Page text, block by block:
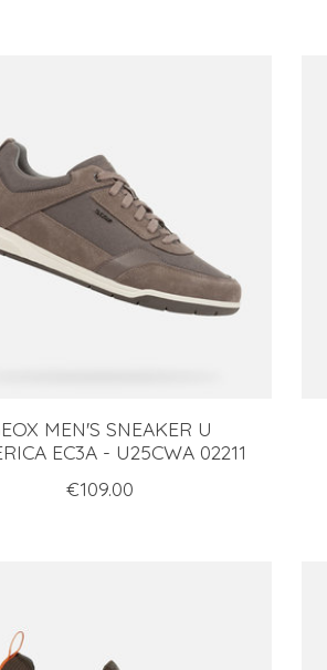
MEN'S SNEAKER U
EC3A - U25CWA 02211
€109.00